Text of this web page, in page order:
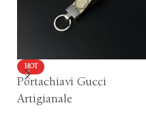
HOT
Portachiavi Gucci
Artigianale